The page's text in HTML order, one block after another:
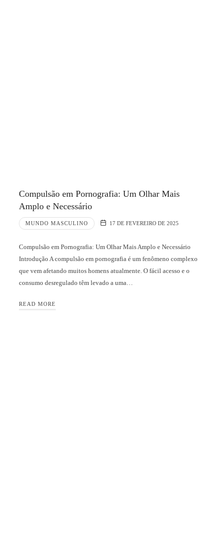
Compulsão em Pornografia: Um Olhar Mais
Amplo e Necessário
MUNDO MASCULINO 17 DE FEVEREIRO DE 2025
Compulsão em Pornografia: Um Olhar Mais Amplo e Necessário
Introdução A compulsão em pornografia é um fenômeno complexo
que vem afetando muitos homens atualmente. O fácil acesso e o
consumo desregulado têm levado a uma…
READ MORE